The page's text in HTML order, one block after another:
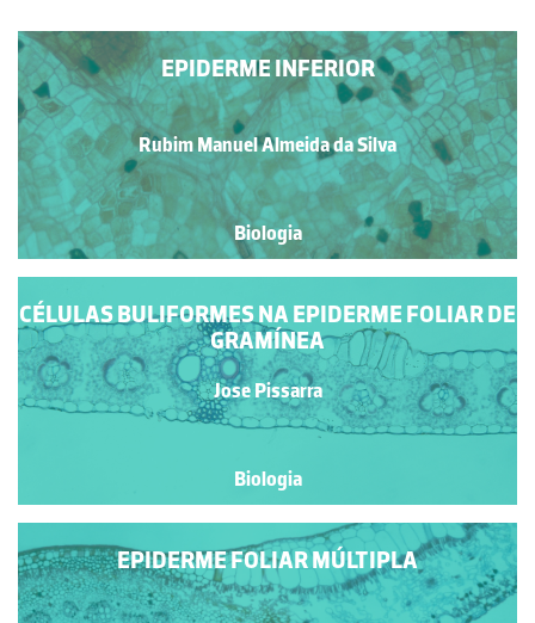
EPIDERME INFERIOR
Rubim Manuel Almeida da Silva
Biologia
CÉLULAS BULIFORMES NA EPIDERME FOLIAR DE
GRAMÍNEA
Jose Pissarra
Biologia
EPIDERME FOLIAR MÚLTIPLA